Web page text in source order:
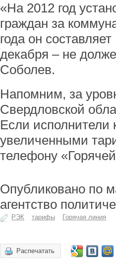
«На 2012 год
граждан за
года он
декабря – не
Соболев.
Напомним, за
Свердловской
Если исполнители
увеличенными
телефону
Опубликовано по
агентство
РЭК тарифы Горячая линия
Распечатать